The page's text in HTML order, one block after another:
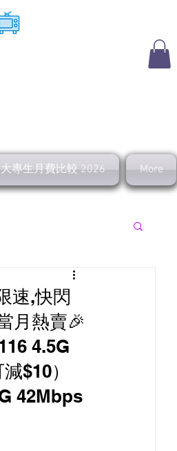
專生月費比較 2026 More
寬頻優惠
PCCW 寬頻優惠
速,快閃
月熱賣🎉
4.5G
$10）
42Mbps